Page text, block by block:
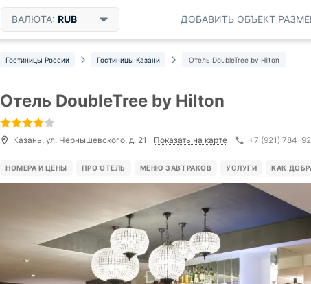
ВАЛЮТА: RUB ДОБАВИТЬ ОБЪЕКТ
Гостиницы России Гостиницы Казани Отель DoubleTree by Hilton
Отель DoubleTree by Hilton
Казань, ул. Чернышевского, д. 21 Показать на карте +7 (921) 784-
НОМЕРА И ЦЕНЫ ПРО ОТЕЛЬ МЕНЮ ЗАВТРАКОВ УСЛУГИ КАК